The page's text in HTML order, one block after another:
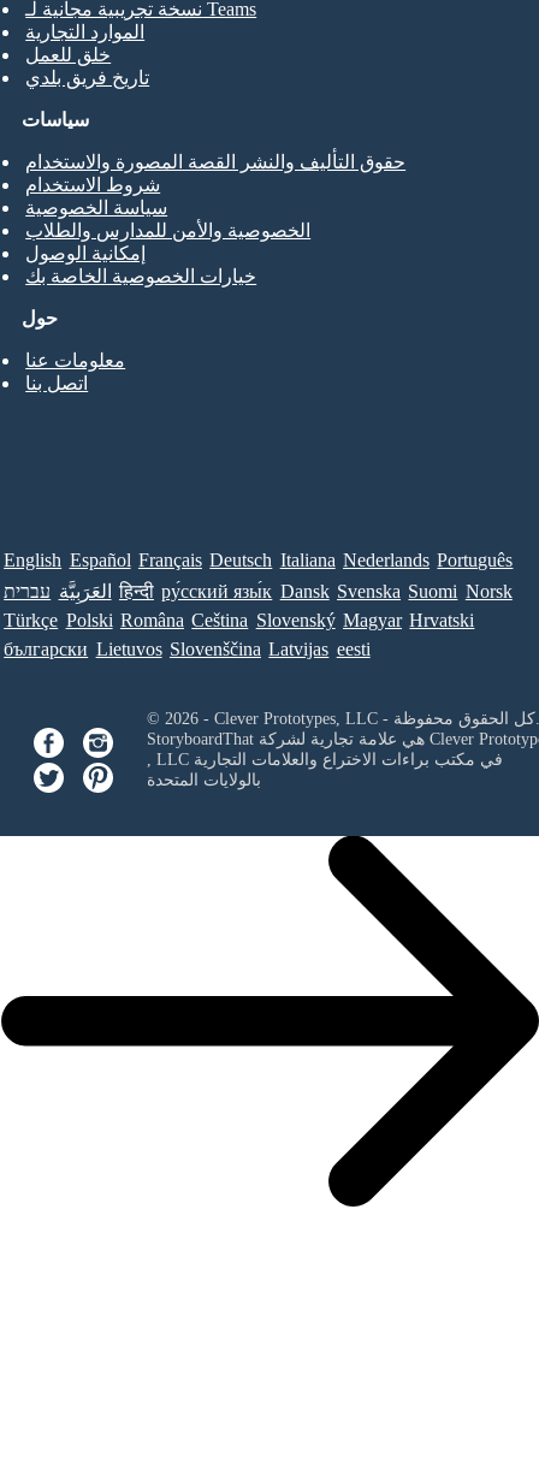
نسخة تجريبية مجانية لـ Teams
الموارد التجارية
خلق للعمل
تاريخ فريق بلدي
حول
معلومات عنا
اتصل بنا
سياسات
حقوق التأليف والنشر القصة المصورة والاستخدام
شروط الاستخدام
سياسة الخصوصية
الخصوصية والأمن للمدارس والطلاب
إمكانية الوصول
خيارات الخصوصية الخاصة بك
English Español Français Deutsch Italiana Nederlands Português
עברית العَرَبِيَّة हिन्दी ру́сский язы́к Dansk Svenska Suomi Norsk
Türkçe Polski Româna Ceština Slovenský Magyar Hrvatski
български Lietuvos Slovenščina Latvijas eesti
© 2026 - Clever Prototypes, LLC - كل الحقوق محفوظة.
StoryboardThat هي علامة تجارية لشركة Clever
, LLCفي مكتب براءات الاختراع والعلامات التجارية
بالولايات المتحدة